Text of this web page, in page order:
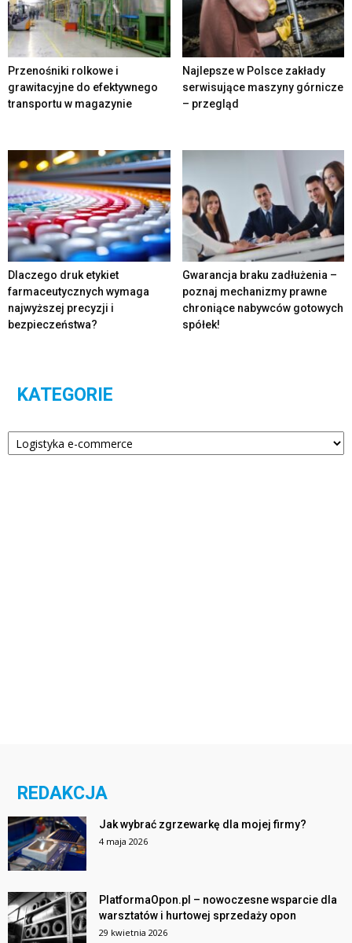
Przenośniki rolkowe i
grawitacyjne do efektywnego
transportu w magazynie
Najlepsze w Polsce zakłady
serwisujące maszyny górnicze
– przegląd
Dlaczego druk etykiet
farmaceutycznych wymaga
najwyższej precyzji i
bezpieczeństwa?
Gwarancja braku zadłużenia –
poznaj mechanizmy prawne
chroniące nabywców gotowych
spółek!
KATEGORIE
Kategorie
REDAKCJA
Jak wybrać zgrzewarkę dla mojej firmy?
4 maja 2026
PlatformaOpon.pl – nowoczesne wsparcie dla
warsztatów i hurtowej sprzedaży opon
29 kwietnia 2026